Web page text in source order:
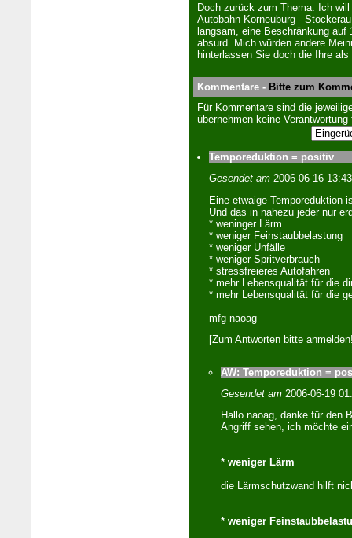
Doch zurück zum The­ma: Ich
Au­to­bahn Kor­neu­burg -
langsam, eine Beschränkung
absurd. Mich würden an­dere
hinterlassen Sie doch die Ihre
Kommentare - Bitte zum
Für Kommentare sind die
übernehmen keine
Temporeduktion = positiv
Gesendet am 2006-06-16
Eine etwaige Temporeduktion
Und das in nahezu jeder nur
* weninger Lärm
* weniger Feinstaubbelastung
* weniger Unfälle
* weniger Spritverbrauch
* stressfreieres Autofahren
* mehr Lebensqualität für die
* mehr Lebensqualität für die
mfg naoag
[Zum Antworten bitte
AW: Temporeduktion =
Gesendet am 2006-06-19
Hallo naoag, danke für den
Angriff sehen, ich möchte
* weniger Lärm
die Lärmschutzwand hilft
* weniger